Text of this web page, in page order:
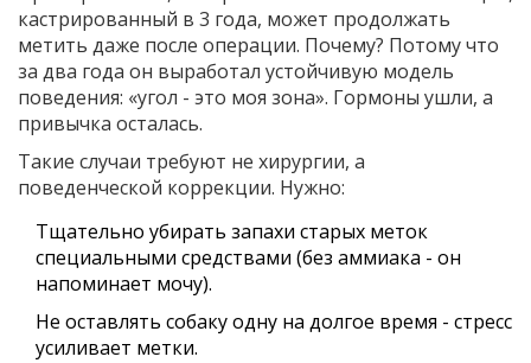
кастрированный в 3 года, может продолжать
метить даже после операции. Почему? Потому что
за два года он выработал устойчивую модель
поведения: «угол - это моя зона». Гормоны ушли, а
привычка осталась.
Такие случаи требуют не хирургии, а
поведенческой коррекции. Нужно:
Тщательно убирать запахи старых меток
специальными средствами (без аммиака - он
напоминает мочу).
Не оставлять собаку одну на долгое время - стресс
усиливает метки.